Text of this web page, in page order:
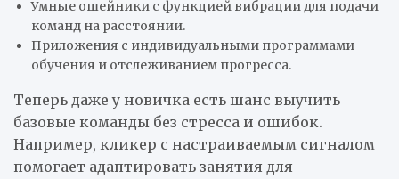
Умные ошейники с функцией вибрации для подачи
команд на расстоянии.
Приложения с индивидуальными программами
обучения и отслеживанием прогресса.
Теперь даже у новичка есть шанс выучить
базовые команды без стресса и ошибок.
Например, кликер с настраиваемым сигналом
помогает адаптировать занятия для